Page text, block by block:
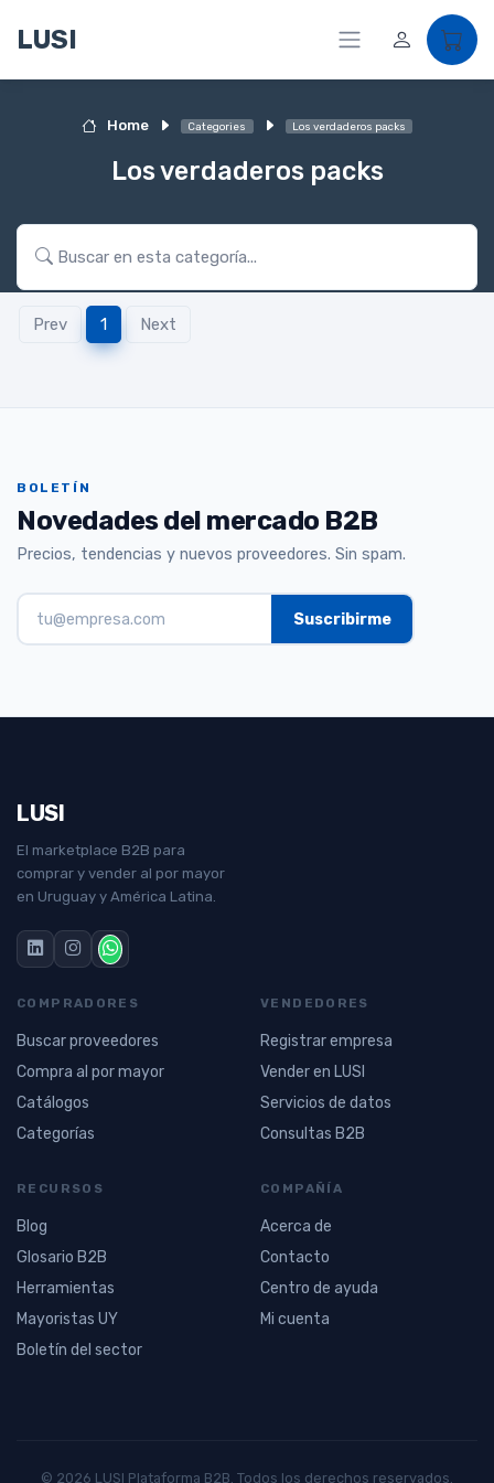
LUSI
Home Categories Los verdaderos packs
Los verdaderos packs
Prev 1 Next
BOLETÍN
Novedades del mercado B2B
Precios, tendencias y nuevos proveedores. Sin spam.
LUSI
El marketplace B2B para
comprar y vender al por mayor
en Uruguay y América Latina.
COMPRADORES
Buscar proveedores
Compra al por mayor
Catálogos
Categorías
VENDEDORES
Registrar empresa
Vender en LUSI
Servicios de datos
Consultas B2B
RECURSOS
Blog
Glosario B2B
Herramientas
Mayoristas UY
Boletín del sector
COMPAÑÍA
Acerca de
Contacto
Centro de ayuda
Mi cuenta
© 2026 LUSI Plataforma B2B. Todos los derechos reservados.